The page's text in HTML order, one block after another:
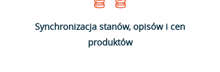
Synchronizacja stanów, opisów i cen
produktów